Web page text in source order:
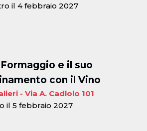
il 4 febbraio 2027
e il suo
con il Vino
- Via A. Cadlolo 101
il 5 febbraio 2027